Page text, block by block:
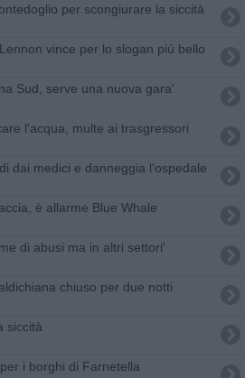
per scongiurare la siccità
vince per lo slogan più bello
Sud, serve una nuova gara'
l'acqua, multe ai trasgressori
dai medici e danneggia l'ospedale
è allarme Blue Whale
di abusi ma in altri settori'
chiuso per due notti
siccità
i borghi di Farnetella